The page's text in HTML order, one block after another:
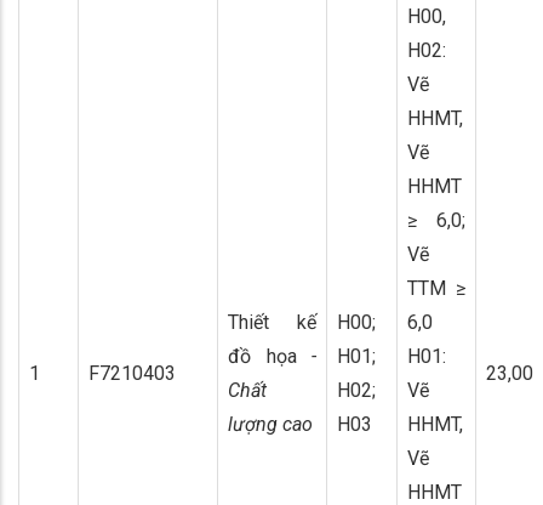
1 F7210403
Thiết kế
đồ họa -
Chất
lượng cao
H00;
H01;
H02;
H03
H00,
H02:
Vẽ
HHMT,
Vẽ
HHMT
≥ 6,0;
Vẽ
TTM ≥
6,0
H01:
Vẽ
HHMT,
Vẽ
HHMT
23,00